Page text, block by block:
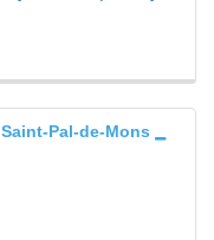
Saint-Pal-de-Mons